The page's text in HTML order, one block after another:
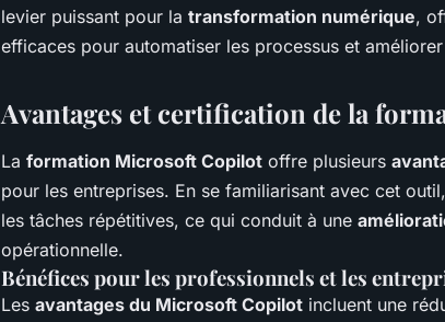
levier puissant pour la transformation numérique,
efficaces pour automatiser les processus et
Avantages et certification de la
La formation Microsoft Copilot offre plusieurs
pour les entreprises. En se familiarisant avec cet
les tâches répétitives, ce qui conduit à une
opérationnelle.
Bénéfices pour les professionnels et les
Les avantages du Microsoft Copilot incluent une